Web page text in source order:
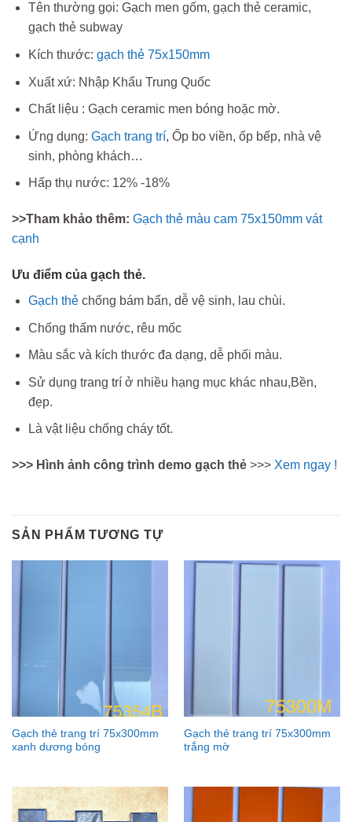
Tên thường gọi: Gạch men gốm, gạch thẻ ceramic,
gạch thẻ subway
Kích thước: gạch thẻ 75x150mm
Xuất xứ: Nhập Khẩu Trung Quốc
Chất liệu : Gạch ceramic men bóng hoặc mờ.
Ứng dụng: Gạch trang trí, Ốp bo viền, ốp bếp, nhà vệ
sinh, phòng khách…
Hấp thụ nước: 12% -18%
>>Tham khảo thêm: Gạch thẻ màu cam 75x150mm vát
cạnh
Ưu điểm của gạch thẻ.
Gạch thẻchống bám bẩn, dễ vệ sinh, lau chùi.
Chống thấm nước, rêu mốc
Màu sắc và kích thước đa dạng, dễ phối màu.
Sử dụng trang trí ở nhiều hạng mục khác nhau,Bền,
đẹp.
Là vật liệu chống cháy tốt.
>>> Hình ảnh công trình demo gạch thẻ >>> Xem ngay !
SẢN PHẨM TƯƠNG TỰ
Gạch thẻ trang trí 75x300mm
xanh dương bóng
Gạch thẻ trang trí 75x300mm
trắng mờ